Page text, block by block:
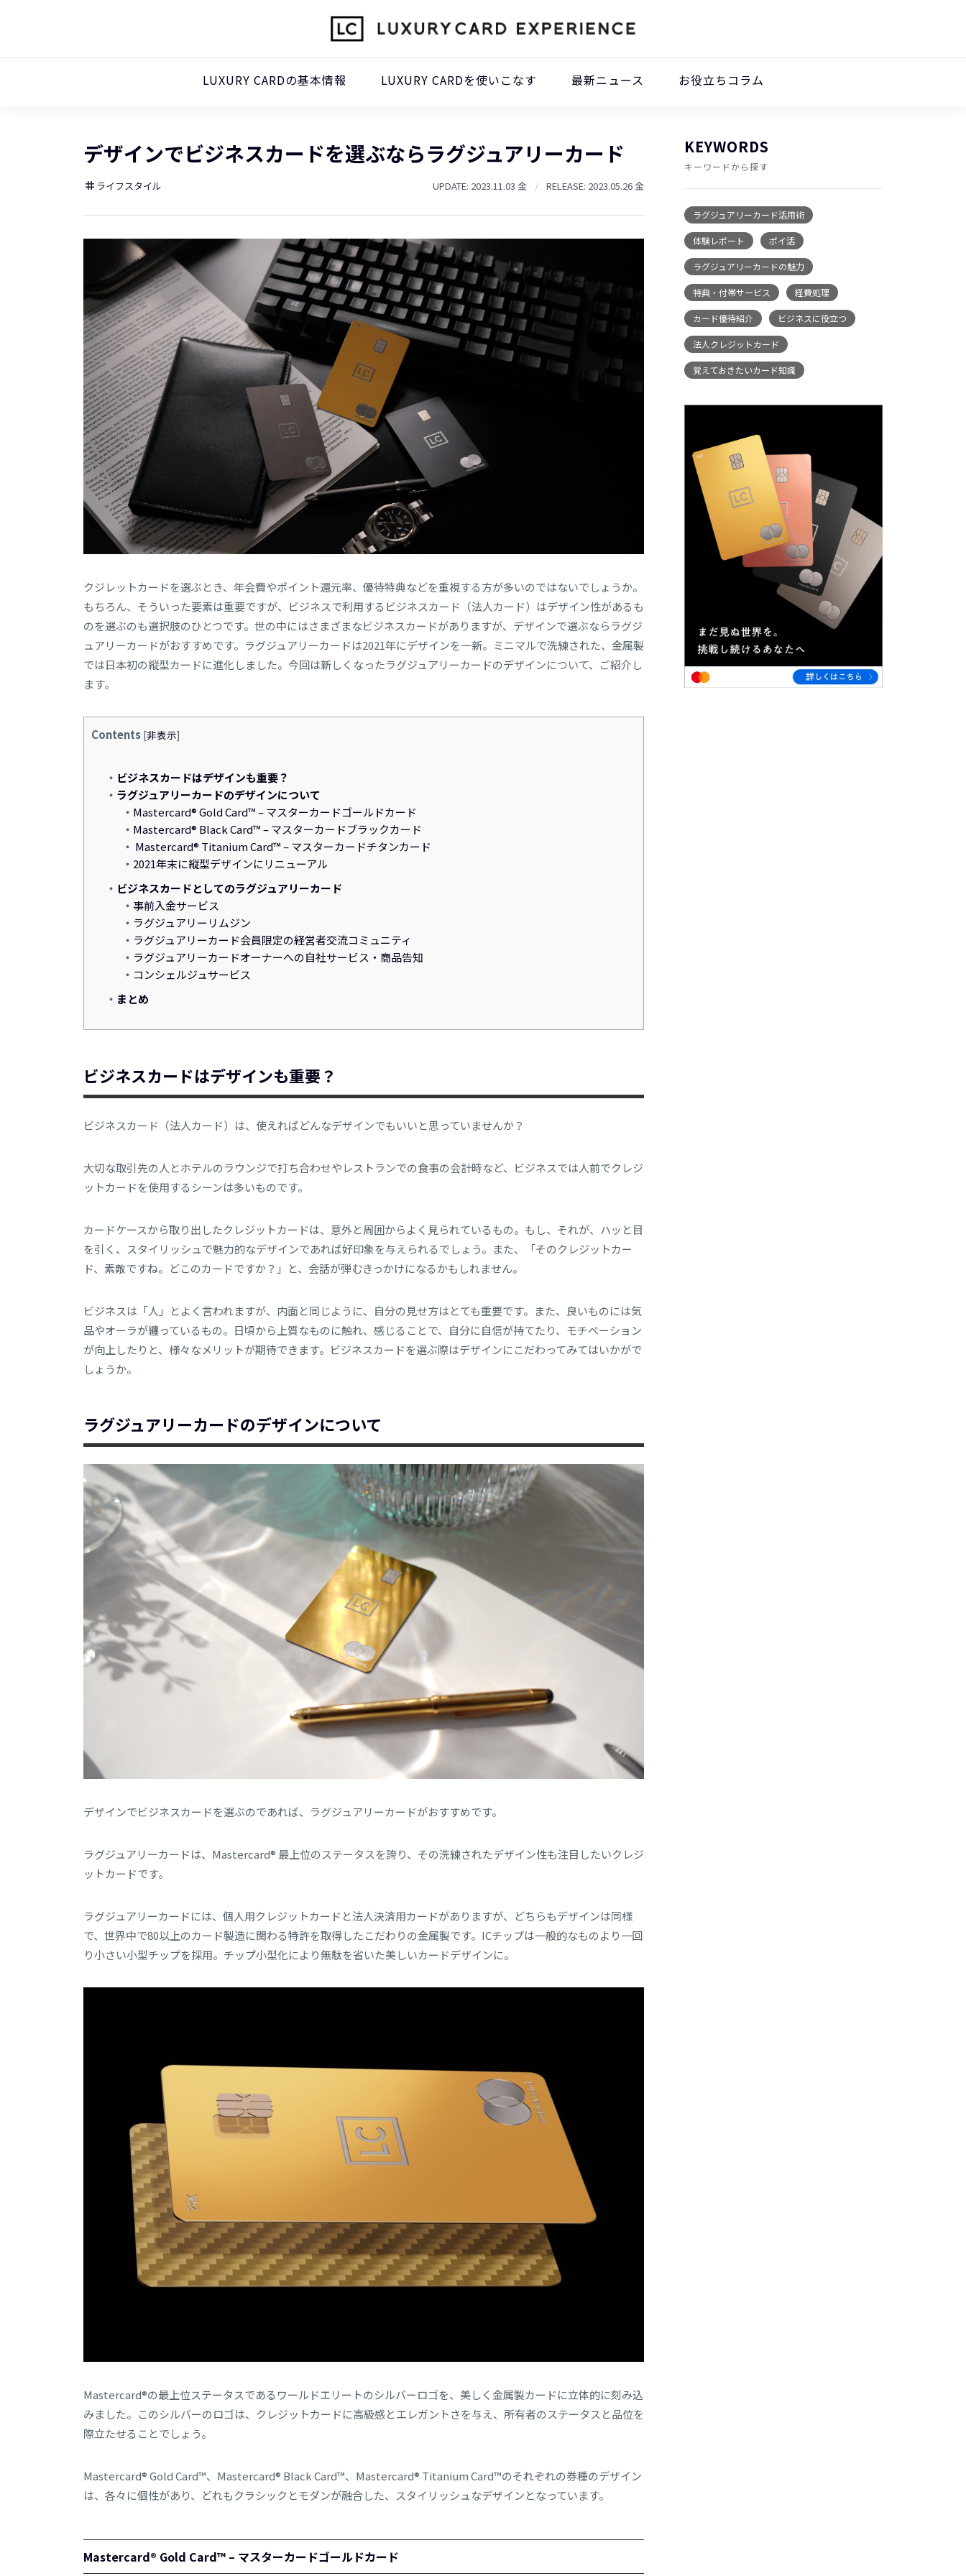
LUXURY CARDの基本情報 LUXURY CARDを使いこなす 最新ニュース お役立ちコラム
デザインでビジネスカードを選ぶならラグジュアリーカード
tag ライフスタイル UPDATE: 2023.11.03 金 / RELEASE: 2023.05.26 金
クジレットカードを選ぶとき、年会費やポイント還元率、優待特典などを重視する方が多いのではないでしょうか。
もちろん、そういった要素は重要ですが、ビジネスで利用するビジネスカード（法人カード）はデザイン性があるも
のを選ぶのも選択肢のひとつです。世の中にはさまざまなビジネスカードがありますが、デザインで選ぶならラグジ
ュアリーカードがおすすめです。ラグジュアリーカードは2021年にデザインを一新。ミニマルで洗練された、金属製
では日本初の縦型カードに進化しました。今回は新しくなったラグジュアリーカードのデザインについて、ご紹介し
ます。
Contents [非表示]
ビジネスカードはデザインも重要？
ラグジュアリーカードのデザインについて
Mastercard® Gold Card™ – マスターカードゴールドカード
Mastercard® Black Card™ – マスターカードブラックカード
Mastercard® Titanium Card™ – マスターカードチタンカード
2021年末に縦型デザインにリニューアル
ビジネスカードとしてのラグジュアリーカード
事前入金サービス
ラグジュアリーリムジン
ラグジュアリーカード会員限定の経営者交流コミュニティ
ラグジュアリーカードオーナーへの自社サービス・商品告知
コンシェルジュサービス
まとめ
ビジネスカードはデザインも重要？
ビジネスカード（法人カード）は、使えればどんなデザインでもいいと思っていませんか？
大切な取引先の人とホテルのラウンジで打ち合わせやレストランでの食事の会計時など、ビジネスでは人前でクレジ
ットカードを使用するシーンは多いものです。
カードケースから取り出したクレジットカードは、意外と周囲からよく見られているもの。もし、それが、ハッと目
を引く、スタイリッシュで魅力的なデザインであれば好印象を与えられるでしょう。また、「そのクレジットカー
ド、素敵ですね。どこのカードですか？」と、会話が弾むきっかけになるかもしれません。
ビジネスは「人」とよく言われますが、内面と同じように、自分の見せ方はとても重要です。また、良いものには気
品やオーラが纏っているもの。日頃から上質なものに触れ、感じることで、自分に自信が持てたり、モチベーション
が向上したりと、様々なメリットが期待できます。ビジネスカードを選ぶ際はデザインにこだわってみてはいかがで
しょうか。
ラグジュアリーカードのデザインについて
デザインでビジネスカードを選ぶのであれば、ラグジュアリーカードがおすすめです。
ラグジュアリーカードは、Mastercard® 最上位のステータスを誇り、その洗練されたデザイン性も注目したいクレジ
ットカードです。
ラグジュアリーカードには、個人用クレジットカードと法人決済用カードがありますが、どちらもデザインは同様
で、世界中で80以上のカード製造に関わる特許を取得したこだわりの金属製です。ICチップは一般的なものより一回
り小さい小型チップを採用。チップ小型化により無駄を省いた美しいカードデザインに。
Mastercard®の最上位ステータスであるワールドエリートのシルバーロゴを、美しく金属製カードに立体的に刻み込
みました。このシルバーのロゴは、クレジットカードに高級感とエレガントさを与え、所有者のステータスと品位を
際立たせることでしょう。
Mastercard® Gold Card™、Mastercard® Black Card™、Mastercard® Titanium Card™のそれぞれの券種のデザイン
は、各々に個性があり、どれもクラシックとモダンが融合した、スタイリッシュなデザインとなっています。
Mastercard® Gold Card™ – マスターカードゴールドカード
KEYWORDS
キーワードから探す
ラグジュアリーカード活用術
体験レポート ポイ活
ラグジュアリーカードの魅力
特典・付帯サービス 経費処理
カード優待紹介 ビジネスに役立つ
法人クレジットカード
覚えておきたいカード知識